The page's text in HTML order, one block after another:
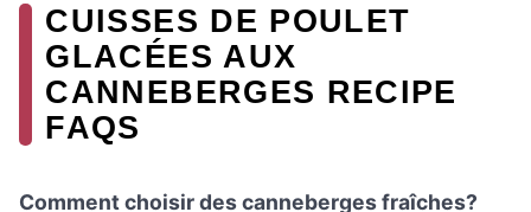
CUISSES DE POULET
GLACÉES AUX
CANNEBERGES RECIPE
FAQS
Comment choisir des canneberges fraîches?